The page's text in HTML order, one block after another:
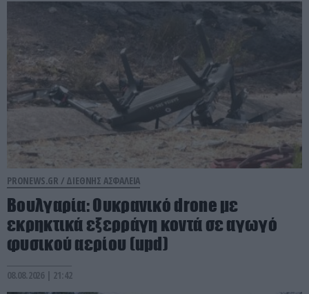
PRONEWS.GR / ΔΙΕΘΝΗΣ ΑΣΦΑΛΕΙΑ
Βουλγαρία: Ουκρανικό drone με
εκρηκτικά εξερράγη κοντά σε αγωγό
φυσικού αερίου (upd)
08.08.2026 | 21:42